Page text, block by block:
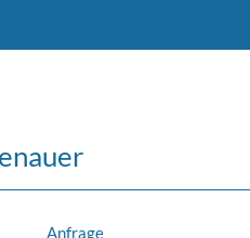
Anfrage